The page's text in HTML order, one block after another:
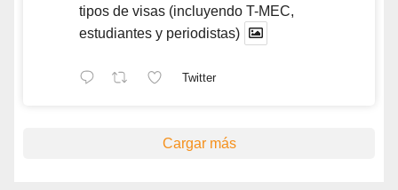
tipos de visas (incluyendo T-MEC,
estudiantes y periodistas)
Twitter
Cargar más